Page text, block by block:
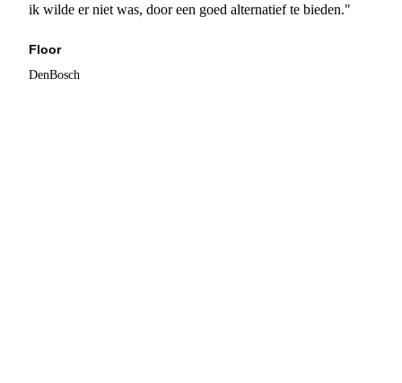
ik wilde er niet was, door een goed alternatief te bieden."
Floor
DenBosch